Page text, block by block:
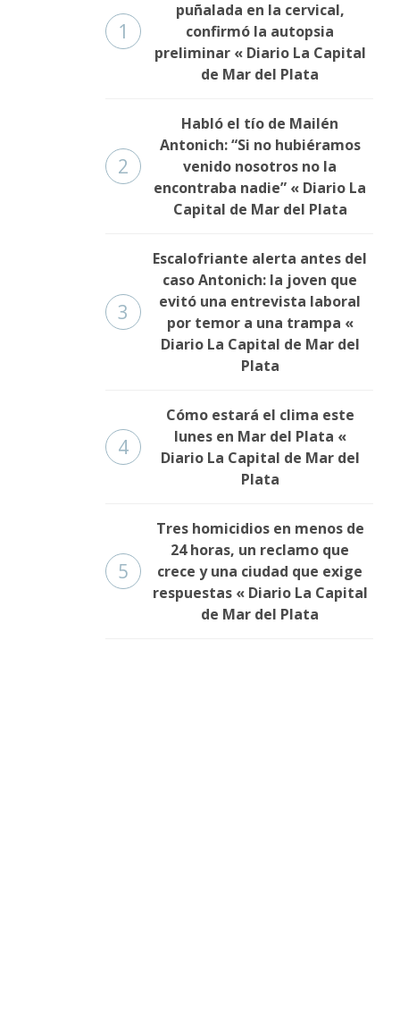
1
puñalada en la cervical,
confirmó la autopsia
preliminar « Diario La Capital
de Mar del Plata
2
Habló el tío de Mailén
Antonich: “Si no hubiéramos
venido nosotros no la
encontraba nadie” « Diario La
Capital de Mar del Plata
3
Escalofriante alerta antes del
caso Antonich: la joven que
evitó una entrevista laboral
por temor a una trampa «
Diario La Capital de Mar del
Plata
4
Cómo estará el clima este
lunes en Mar del Plata «
Diario La Capital de Mar del
Plata
5
Tres homicidios en menos de
24 horas, un reclamo que
crece y una ciudad que exige
respuestas « Diario La Capital
de Mar del Plata